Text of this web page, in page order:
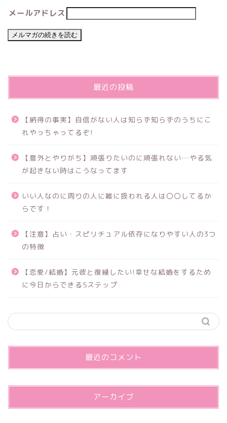
メールアドレス
最近の投稿
【納得の事実】自信がない人は知らず知らずのうちにこ
れやっちゃってるぞ!
【意外とやりがち】頑張りたいのに頑張れない…やる気
が起きない時はこうなってます
いい人なのに周りの人に雑に扱われる人は〇〇してるか
らです！
【注意】占い・スピリチュアル依存になりやすい人の3つ
の特徴
【恋愛/結婚】元彼と復縁したい!幸せな結婚をするため
に今日からできる5ステップ
最近のコメント
アーカイブ